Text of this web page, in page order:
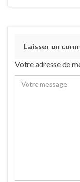
Laisser un
Votre adresse de